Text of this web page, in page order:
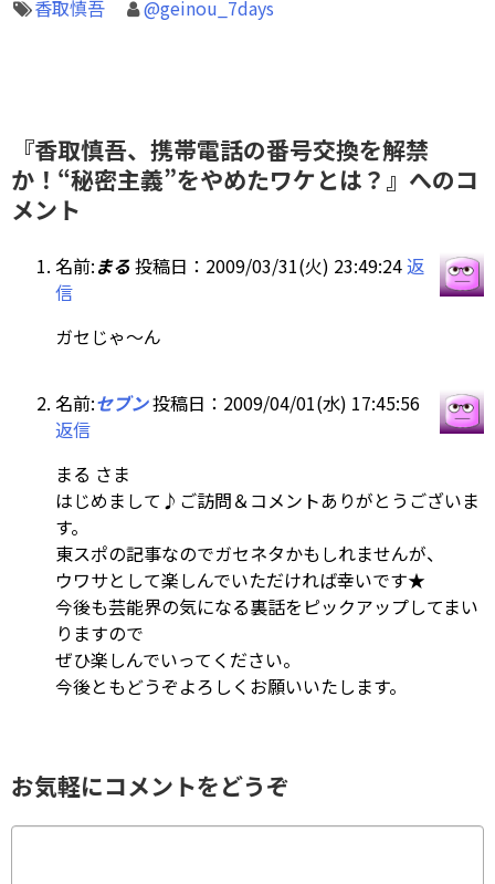
香取慎吾 @geinou_7days
『香取慎吾、携帯電話の番号交換を解禁
か！“秘密主義”をやめたワケとは？』へのコ
メント
名前:まる 投稿日：2009/03/31(火) 23:49:24返
信
ガセじゃ～ん
名前:セブン投稿日：2009/04/01(水) 17:45:56
返信
まる さま
はじめまして♪ご訪問＆コメントありがとうございま
す。
東スポの記事なのでガセネタかもしれませんが、
ウワサとして楽しんでいただければ幸いです★
今後も芸能界の気になる裏話をピックアップしてまい
りますので
ぜひ楽しんでいってください。
今後ともどうぞよろしくお願いいたします。
お気軽にコメントをどうぞ